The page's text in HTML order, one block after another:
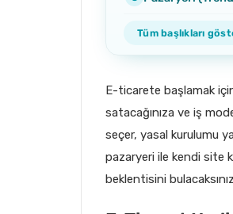
Tüm başlıkları
E-ticarete başlamak
satacağınıza ve iş
seçer, yasal kurulumu
pazaryeri ile kendi site
beklentisini